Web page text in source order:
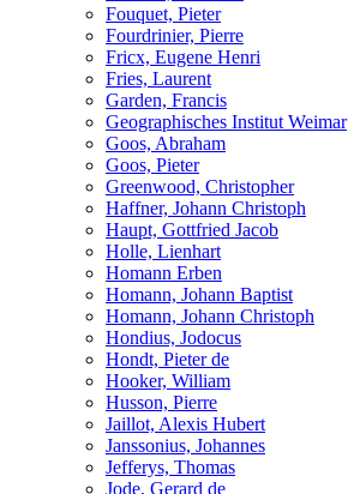
Fouquet, Pieter
Fourdrinier, Pierre
Fricx, Eugene Henri
Fries, Laurent
Garden, Francis
Geographisches Institut Weimar
Goos, Abraham
Goos, Pieter
Greenwood, Christopher
Haffner, Johann Christoph
Haupt, Gottfried Jacob
Holle, Lienhart
Homann Erben
Homann, Johann Baptist
Homann, Johann Christoph
Hondius, Jodocus
Hondt, Pieter de
Hooker, William
Husson, Pierre
Jaillot, Alexis Hubert
Janssonius, Johannes
Jefferys, Thomas
Jode, Gerard de